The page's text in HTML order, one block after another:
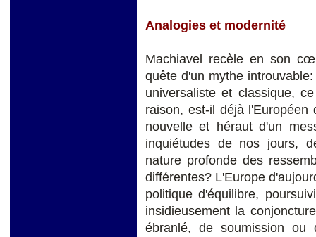
Analogies et modernité
Machiavel recèle en son
quête d'un mythe
universaliste et classique,
raison, est-il déjà
nouvelle et héraut d'un
inquiétudes de nos jours,
nature profonde des
différentes? L'Europe
politique d'équilibre,
insidieusement la
ébranlé, de soumission ou